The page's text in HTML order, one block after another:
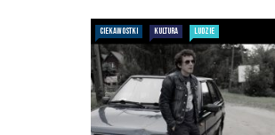
CIEKAWOSTKI KULTURA LUDZIE